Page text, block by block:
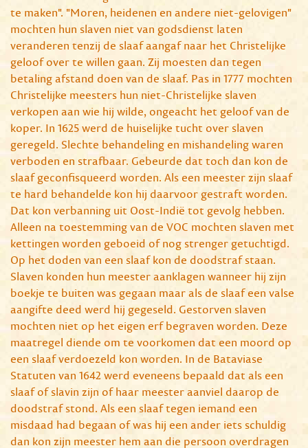
te maken". "Moren, heidenen en andere niet-gelovigen"
mochten hun slaven niet van godsdienst laten
veranderen tenzij de slaaf aangaf naar het Christelijke
geloof over te willen gaan. Zij moesten dan tegen
betaling afstand doen van de slaaf. Pas in 1777 mochten
Christelijke meesters hun niet-Christelijke slaven
verkopen aan wie hij wilde, ongeacht het geloof van de
koper. In 1625 werd de huiselijke tucht over slaven
geregeld. Slechte behandeling en mishandeling waren
verboden en strafbaar. Gebeurde dat toch dan kon de
slaaf geconfisqueerd worden. Als een meester zijn slaaf
te hard behandelde kon hij daarvoor gestraft worden.
Dat kon verbanning uit Oost-Indië tot gevolg hebben.
Alleen na toestemming van de VOC mochten slaven met
kettingen worden geboeid of nog strenger getuchtigd.
Op het doden van een slaaf kon de doodstraf staan.
Slaven konden hun meester aanklagen wanneer hij zijn
boekje te buiten was gegaan maar als de slaaf een valse
aangifte deed werd hij gegeseld. Gestorven slaven
mochten niet op het eigen erf begraven worden. Deze
maatregel diende om te voorkomen dat een moord op
een slaaf verdoezeld kon worden. In de Bataviase
Statuten van 1642 werd eveneens bepaald dat als een
slaaf of slavin zijn of haar meester aanviel daarop de
doodstraf stond. Als een slaaf tegen iemand een
misdaad had begaan of was hij een ander iets schuldig
dan kon zijn meester hem aan die persoon overdragen